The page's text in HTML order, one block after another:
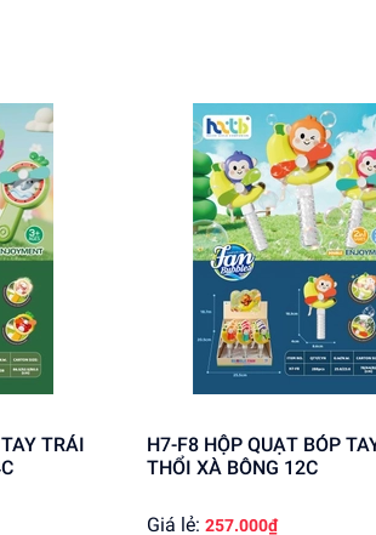
khách
H7-F8 HỘP QUẠT BÓP TAY KHỈ
THỔI XÀ BÔNG 12C
Giá lẻ: 257.000₫